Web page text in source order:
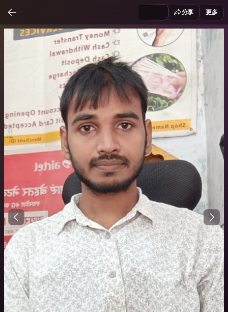
分享 更多